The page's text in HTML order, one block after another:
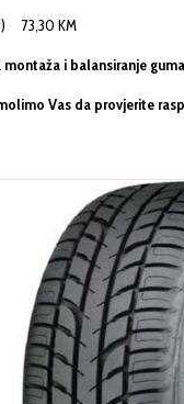
73,30 KM
montaža i balansiranje
Vas da provjerite